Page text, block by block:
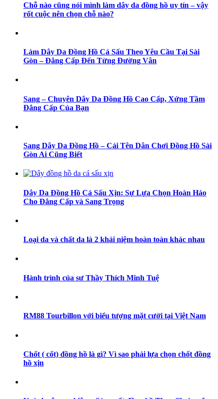
Chỗ nào cũng nói mình làm dây da đồng hồ uy tín – vậy
rốt cuộc nên chọn chỗ nào?
Làm Dây Da Đồng Hồ Cá Sấu Theo Yêu Cầu Tại Sài
Gòn – Đẳng Cấp Đến Từng Đường Vân
Sang – Chuyên Dây Da Đồng Hồ Cao Cấp, Xứng Tầm
Đẳng Cấp Của Bạn
Sang Dây Da Đồng Hồ – Cái Tên Dân Chơi Đồng Hồ Sài
Gòn Ai Cũng Biết
Dây Da Đồng Hồ Cá Sấu Xịn: Sự Lựa Chọn Hoàn Hảo
Cho Đẳng Cấp và Sang Trọng
Loại da và chất da là 2 khái niệm hoàn toàn khác nhau
Hành trình của sư Thầy Thích Minh Tuệ
RM88 Tourbillon với biểu tượng mặt cười tại Việt Nam
Chốt ( cốt) đồng hồ là gì? Vì sao phải lựa chọn chốt đồng
hồ xịn